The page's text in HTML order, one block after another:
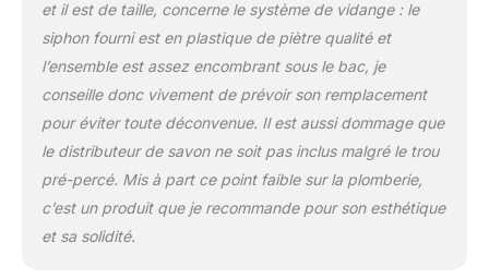
et il est de taille, concerne le système de vidange : le
siphon fourni est en plastique de piètre qualité et
l’ensemble est assez encombrant sous le bac, je
conseille donc vivement de prévoir son remplacement
pour éviter toute déconvenue. Il est aussi dommage que
le distributeur de savon ne soit pas inclus malgré le trou
pré-percé. Mis à part ce point faible sur la plomberie,
c’est un produit que je recommande pour son esthétique
et sa solidité.